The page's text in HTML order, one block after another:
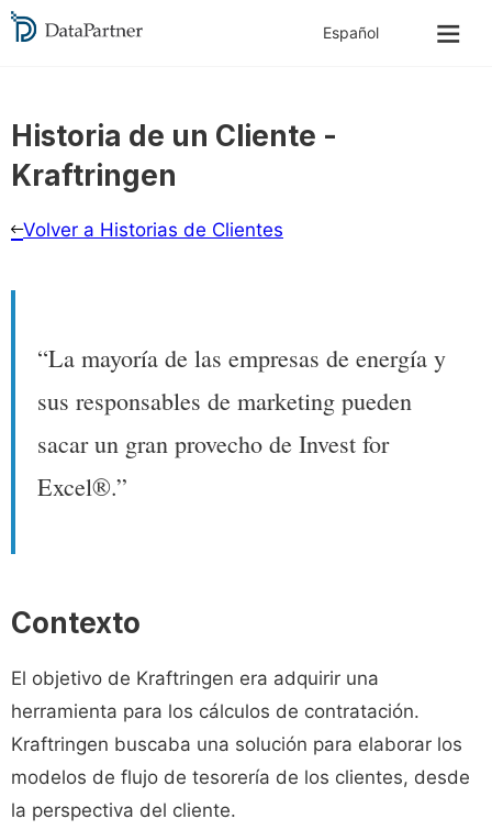
Historia de un Cliente -
Kraftringen
Volver a Historias de Clientes
“La mayoría de las empresas de energía y
sus responsables de marketing pueden
sacar un gran provecho de Invest for
Excel®.”
Contexto
El objetivo de Kraftringen era adquirir una
herramienta para los cálculos de contratación.
Kraftringen buscaba una solución para elaborar los
modelos de flujo de tesorería de los clientes, desde
la perspectiva del cliente.